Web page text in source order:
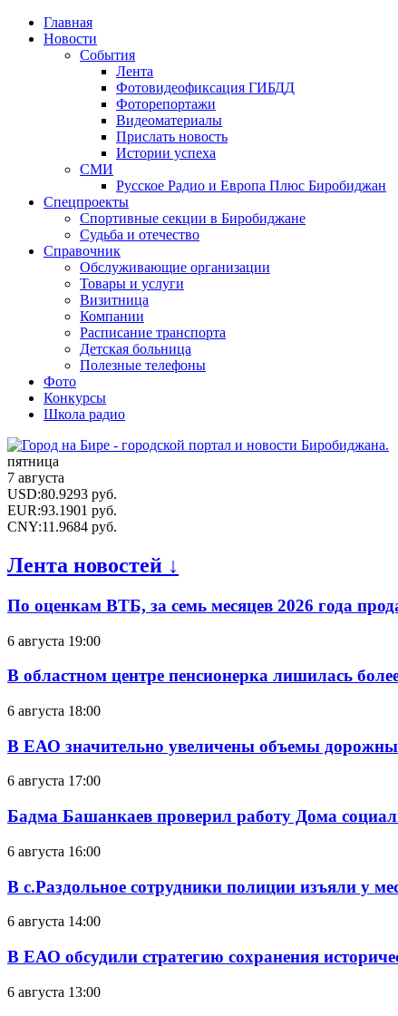
Главная
Новости
События
Лента
Фотовидеофиксация ГИБДД
Фоторепортажи
Видеоматериалы
Прислать новость
Истории успеха
СМИ
Русское Радио и Европа Плюс Биробиджан
Спецпроекты
Спортивные секции в Биробиджане
Судьба и отечество
Справочник
Обслуживающие организации
Товары и услуги
Визитница
Компании
Расписание транспорта
Детская больница
Полезные телефоны
Фото
Конкурсы
Школа радио
пятница
7 августа
USD:80.9293 руб.
EUR:93.1901 руб.
CNY:11.9684 руб.
Лента новостей ↓
По оценкам ВТБ, за семь месяцев 2026 года
6 августа 19:00
В областном центре пенсионерка лишилась
6 августа 18:00
В ЕАО значительно увеличены объемы
6 августа 17:00
Бадма Башанкаев проверил работу Дома
6 августа 16:00
В с.Раздольное сотрудники полиции изъяли у
6 августа 14:00
В ЕАО обсудили стратегию сохранения
6 августа 13:00